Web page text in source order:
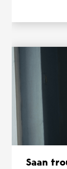
Saan